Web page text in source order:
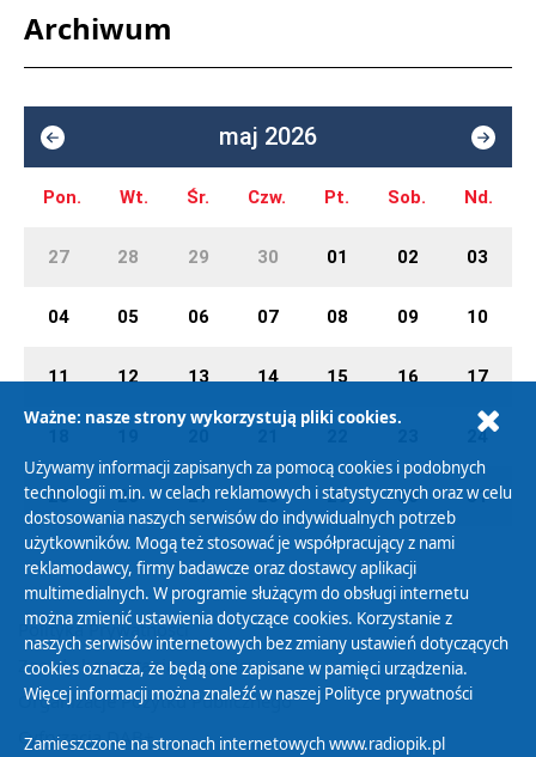
Archiwum
maj 2026
Pon. Wt. Śr. Czw. Pt. Sob. Nd.
27 28 29 30 01 02 03
04 05 06 07 08 09 10
11 12 13 14 15 16 17
24
25 26 27 28 29 30 31
Polityka Prywatności
Zasady korzystania z Serwisu
Organizacje Pożytku Publicznego
Cyfryzacja DAB+
Ważne: nasze strony wykorzystują pliki cookies.
Używamy informacji zapisanych za pomocą cookies i podobnych
technologii m.in. w celach reklamowych i statystycznych oraz w celu
dostosowania naszych serwisów do indywidualnych potrzeb
użytkowników. Mogą też stosować je współpracujący z nami
reklamodawcy, firmy badawcze oraz dostawcy aplikacji
multimedialnych. W programie służącym do obsługi internetu
można zmienić ustawienia dotyczące cookies. Korzystanie z
naszych serwisów internetowych bez zmiany ustawień dotyczących
cookies oznacza, że będą one zapisane w pamięci urządzenia.
Więcej informacji można znaleźć w naszej Polityce prywatności
Zamieszczone na stronach internetowych www.radiopik.pl